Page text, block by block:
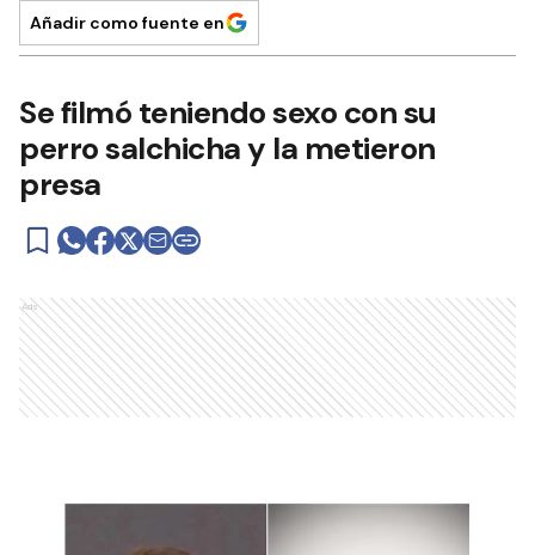
Añadir como fuente en
Se filmó teniendo sexo con su
perro salchicha y la metieron
presa
Ads